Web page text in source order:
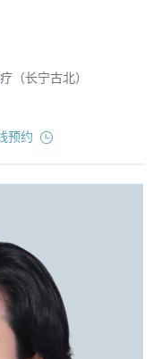
（长宁古北）
预约